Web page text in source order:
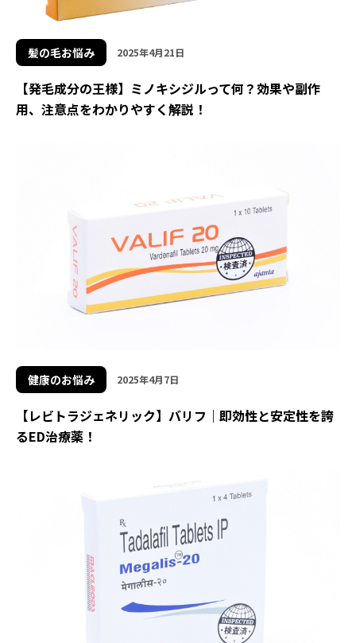
髪の毛お悩み 2025年4月21日
【発毛成分の王様】ミノキシジルって何？効果や副作
用、注意点をわかりやすく解説！
健康のお悩み 2025年4月7日
【レビトラジェネリック】バリフ｜即効性と安定性を誇
るED治療薬！